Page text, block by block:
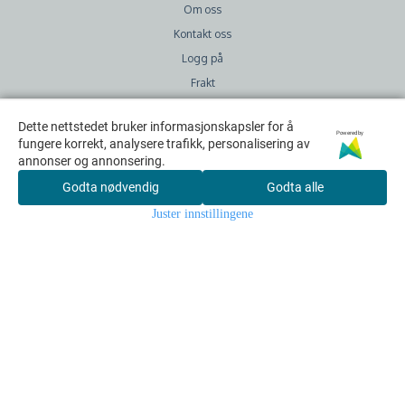
Om oss
Kontakt oss
Logg på
Frakt
Salgsbetingelser
Sjekk ut:
Dette nettstedet bruker informasjonskapsler for å
fungere korrekt, analysere trafikk, personalisering av
annonser og annonsering.
Powered by
Godta nødvendig Godta alle
Juster innstillingene
Dette nettstedet bruker informasjonskapsler for å
fungere korrekt, analysere trafikk, personalisering av
annonser og annonsering.
Powered by
Godta nødvendig Godta alle
Juster innstillingene